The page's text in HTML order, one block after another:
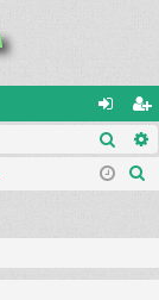
al
og
ę
ar
ej
ja